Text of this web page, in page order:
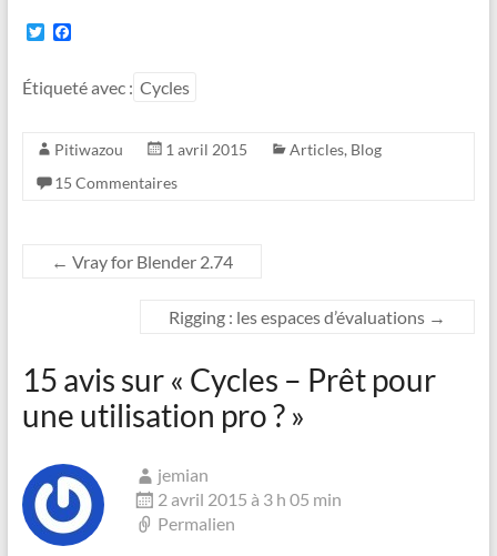
T
t
t
r
F
e
k
Étiqueté avec : Cycles
Pitiwazou 1 avril 2015 Articles, Blog
15 Commentaires
← Vray for Blender 2.74
Rigging : les espaces d’évaluations →
15 avis sur « Cycles – Prêt pour
une utilisation pro ?»
jemian
2 avril 2015 à 3 h 05 min
Permalien